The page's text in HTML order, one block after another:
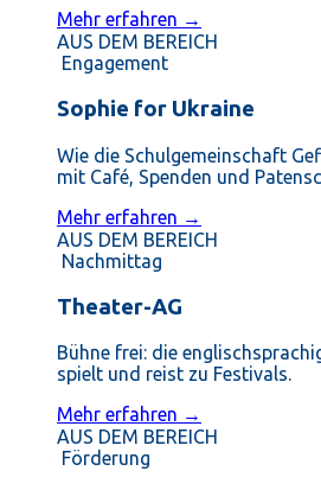
Mehr erfahren →
AUS DEM BEREICH
Engagement
Sophie for Ukraine
Wie die Schulgemeinschaft
mit Café, Spenden und
Mehr erfahren →
AUS DEM BEREICH
Nachmittag
Theater-AG
Bühne frei: die
spielt und reist zu Festivals.
Mehr erfahren →
AUS DEM BEREICH
Förderung